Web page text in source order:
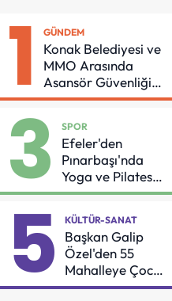
1 GÜNDEM
Konak Belediyesi ve
MMO Arasında
Asansör Güvenliği
İçin Önemli Protokol
3 SPOR
Efeler'den
Pınarbaşı'nda
Yoga ve Pilates
Buluşması
5 KÜLTÜR-SANAT
Başkan Galip
Özel'den 55
Mahalleye Çocuk
Şenliği